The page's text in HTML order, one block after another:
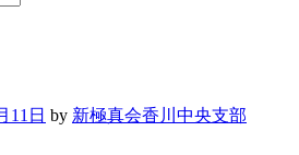
11日 by 新極真会香川中央支部